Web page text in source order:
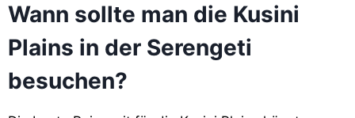
Wann sollte man die Kusini
Plains in der Serengeti
besuchen?